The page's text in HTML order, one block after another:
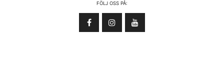
FÖLJ OSS PÅ: